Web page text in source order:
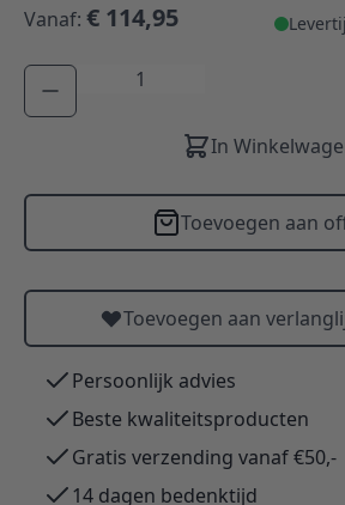
Vanaf: € 114,95
Aantal
In
Toevoegen aan
Toevoegen aan
Persoonlijk advies
Beste kwaliteitsproducten
Gratis verzending vanaf €50,-
14 dagen bedenktijd